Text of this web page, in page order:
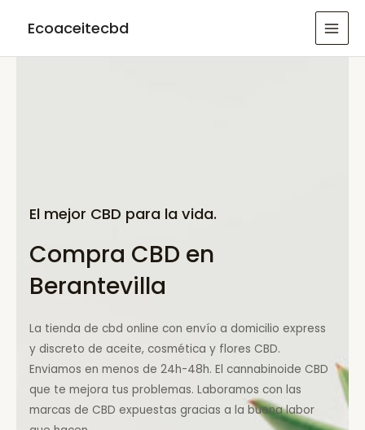
Ecoaceitecbd
El mejor CBD para la vida.
Compra CBD en
Berantevilla
La tienda de cbd online con envío a domicilio express
y discreto de aceite, cosmética y flores CBD.
Enviamos en menos de 24h-48h. El cannabinoide CBD
que te mejora tus problemas. Laboramos con las
marcas de CBD expuestas gracias a la buena labor